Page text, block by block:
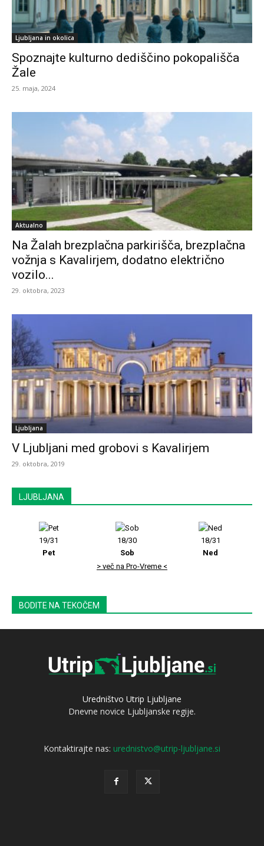
Ljubljana in okolica
Spoznajte kulturno dediščino pokopališča
Žale
25. maja, 2024
Aktualno
Na Žalah brezplačna parkirišča, brezplačna
vožnja s Kavalirjem, dodatno električno
vozilo...
29. oktobra, 2023
Ljubljana
V Ljubljani med grobovi s Kavalirjem
29. oktobra, 2019
LJUBLJANA
19/31
Pet
18/30
Sob
18/31
Ned
> več na Pro-Vreme <
BODITE NA TEKOČEM
Uredništvo Utrip Ljubljane
Dnevne novice Ljubljanske regije.
Kontaktirajte nas: urednistvo@utrip-ljubljane.si